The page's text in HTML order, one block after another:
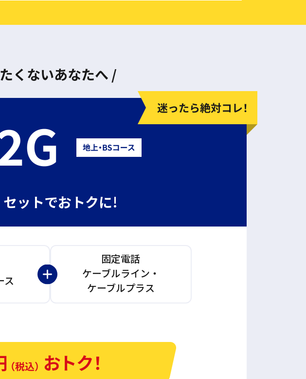
くないあなたへ /
ットでおトクに!
ス
固定電話
ケーブルライン・
ケーブルプラス